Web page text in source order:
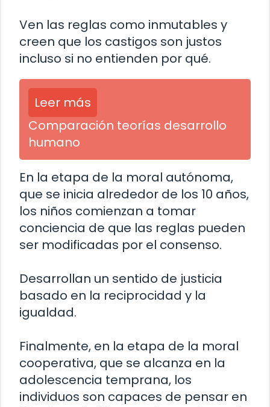
Ven las reglas como inmutables y
creen que los castigos son justos
incluso si no entienden por qué.
Leer más
Comparación teorías desarrollo
humano
En la etapa de la moral autónoma,
que se inicia alrededor de los 10 años,
los niños comienzan a tomar
conciencia de que las reglas pueden
ser modificadas por el consenso.
Desarrollan un sentido de justicia
basado en la reciprocidad y la
igualdad.
Finalmente, en la etapa de la moral
cooperativa, que se alcanza en la
adolescencia temprana, los
individuos son capaces de pensar en